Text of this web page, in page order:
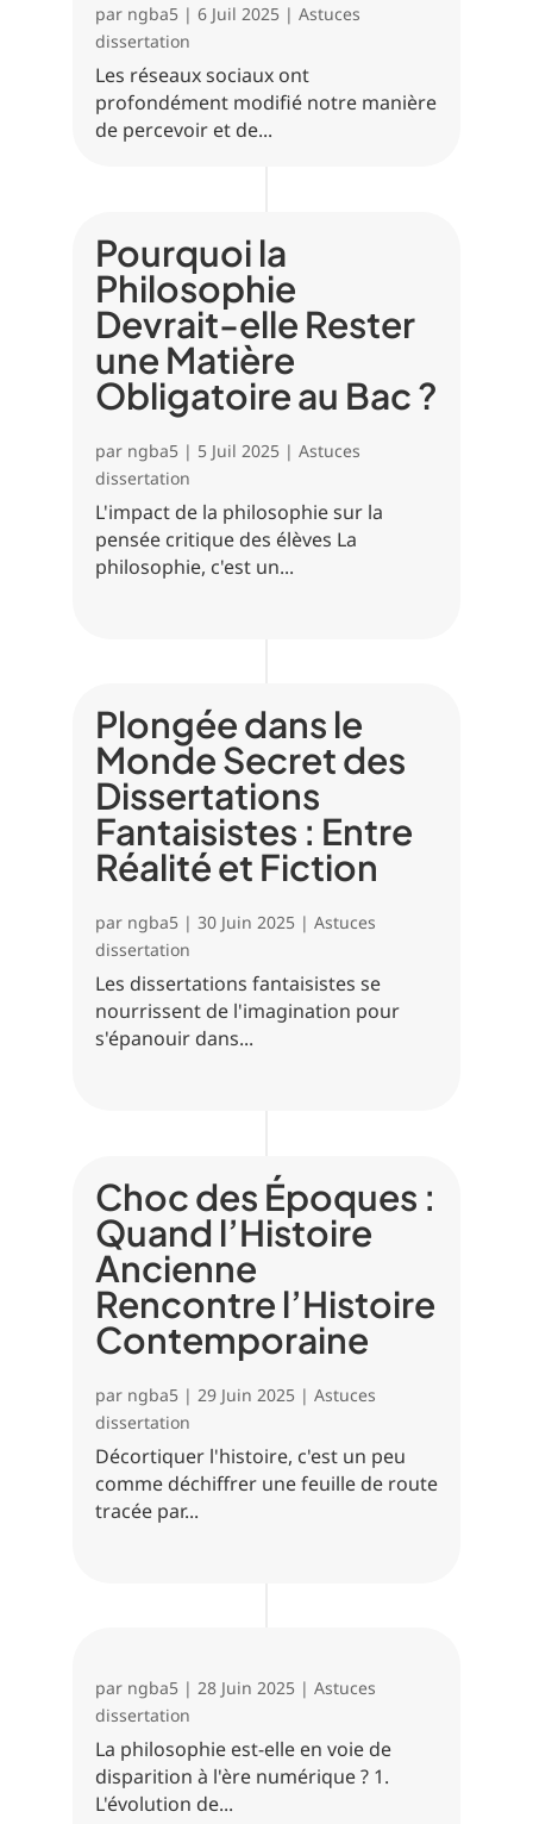
par ngba5| 6 Juil 2025| Astuces
dissertation
Les réseaux sociaux ont
profondément modifié notre manière
de percevoir et de...
Pourquoi la
Philosophie
Devrait-elle Rester
une Matière
Obligatoire au Bac ?
par ngba5| 5 Juil 2025| Astuces
dissertation
L'impact de la philosophie sur la
pensée critique des élèves La
philosophie, c'est un...
Plongée dans le
Monde Secret des
Dissertations
Fantaisistes : Entre
Réalité et Fiction
par ngba5| 30 Juin 2025| Astuces
dissertation
Les dissertations fantaisistes se
nourrissent de l'imagination pour
s'épanouir dans...
Choc des Époques :
Quand l’Histoire
Ancienne
Rencontre l’Histoire
Contemporaine
par ngba5| 29 Juin 2025| Astuces
dissertation
Décortiquer l'histoire, c'est un peu
comme déchiffrer une feuille de route
tracée par...
par ngba5| 28 Juin 2025| Astuces
dissertation
La philosophie est-elle en voie de
disparition à l'ère numérique ? 1.
L'évolution de...